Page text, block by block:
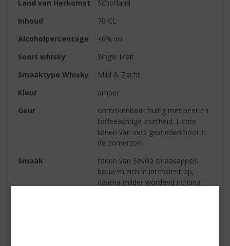
Land van Herkomst
Schotland
Inhoud
70 CL
Alcoholpercentage
46% vol
Soort whisky
Single Malt
Smaaktype Whisky
Mild & Zacht
Kleur
amber
Geur
onmiskenbaar fruitig met peer en
toffeeachtige zoetheid. Lichte
tonen van vers gesneden hooi in
de zomerzon.
Smaak
tonen van Sevilla sinaasappels
bouwen zich in intensiteit op,
daarna milder wordend richting